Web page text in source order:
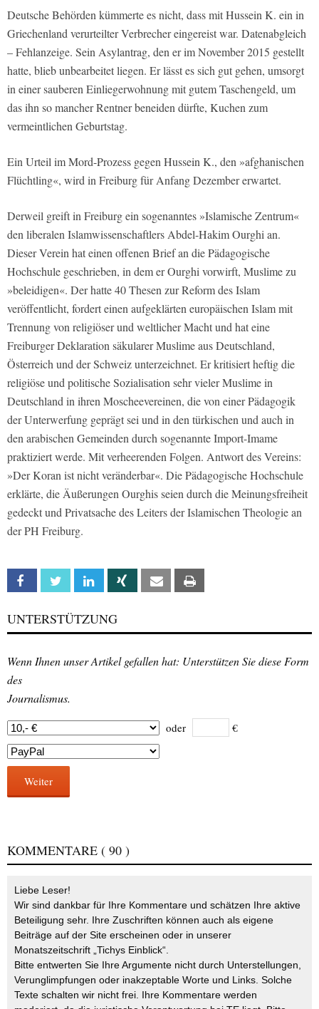
Deutsche Behörden kümmerte es nicht, dass mit Hussein K. ein in
Griechenland verurteilter Verbrecher eingereist war. Datenabgleich
– Fehlanzeige. Sein Asylantrag, den er im November 2015 gestellt
hatte, blieb unbearbeitet liegen. Er lässt es sich gut gehen, umsorgt
in einer sauberen Einliegerwohnung mit gutem Taschengeld, um
das ihn so mancher Rentner beneiden dürfte, Kuchen zum
vermeintlichen Geburtstag.
Ein Urteil im Mord-Prozess gegen Hussein K., den »afghanischen
Flüchtling«, wird in Freiburg für Anfang Dezember erwartet.
Derweil greift in Freiburg ein sogenanntes »Islamische Zentrum«
den liberalen Islamwissenschaftlers Abdel-Hakim Ourghi an.
Dieser Verein hat einen offenen Brief an die Pädagogische
Hochschule geschrieben, in dem er Ourghi vorwirft, Muslime zu
»beleidigen«. Der hatte 40 Thesen zur Reform des Islam
veröffentlicht, fordert einen aufgeklärten europäischen Islam mit
Trennung von religiöser und weltlicher Macht und hat eine
Freiburger Deklaration säkularer Muslime aus Deutschland,
Österreich und der Schweiz unterzeichnet. Er kritisiert heftig die
religiöse und politische Sozialisation sehr vieler Muslime in
Deutschland in ihren Moscheevereinen, die von einer Pädagogik
der Unterwerfung geprägt sei und in den türkischen und auch in
den arabischen Gemeinden durch sogenannte Import-Imame
praktiziert werde. Mit verheerenden Folgen. Antwort des Vereins:
»Der Koran ist nicht veränderbar«. Die Pädagogische Hochschule
erklärte, die Äußerungen Ourghis seien durch die Meinungsfreiheit
gedeckt und Privatsache des Leiters der Islamischen Theologie an
der PH Freiburg.
Facebook Twitter Linkedin Xing Email
UNTERSTÜTZUNG
Wenn Ihnen unser Artikel gefallen hat: Unterstützen Sie diese Form
des
Journalismus.
oder €
Weiter
KOMMENTARE ( 90 )
Liebe Leser!
Wir sind dankbar für Ihre Kommentare und schätzen Ihre aktive
Beteiligung sehr. Ihre Zuschriften können auch als eigene
Beiträge auf der Site erscheinen oder in unserer
Monatszeitschrift „Tichys Einblick“.
Bitte entwerten Sie Ihre Argumente nicht durch Unterstellungen,
Verunglimpfungen oder inakzeptable Worte und Links. Solche
Texte schalten wir nicht frei. Ihre Kommentare werden